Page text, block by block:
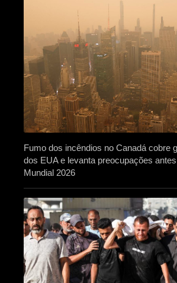
Fumo dos incêndios no Canadá cobre
dos EUA e levanta preocupações
Mundial 2026